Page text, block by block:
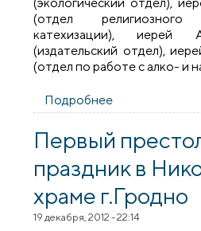
(отдел
катехизации), иерей
(издательский отдел),
(отдел по работе с алко- и
Подробнее
обсудили
Первый
праздник в
храме г.Гродно
19 декабря, 2012 - 22:14